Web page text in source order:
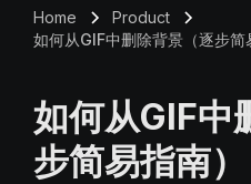
Home
Product
如何从GIF中删除背景（逐步简
如何从GIF中
步简易指南）